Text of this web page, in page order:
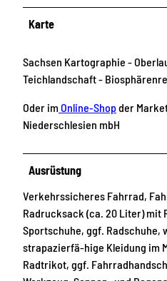
Karte
Sachsen Kartographie -
Teichlandschaft -
Oder im Online-Shopder
Niederschlesien mbH
Ausrüstung
Verkehrssicheres Fahrrad,
Radrucksack (ca. 20 Liter) mit
Sportschuhe, ggf. Radschuhe,
strapazierfä-hige Kleidung im
Radtrikot, ggf.